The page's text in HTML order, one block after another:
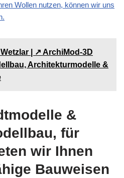
Wollen nutzen, können wir uns
| ↗️ ArchiMod-3D
Architekturmodelle &
&
für
wir Ihnen
Bauweisen